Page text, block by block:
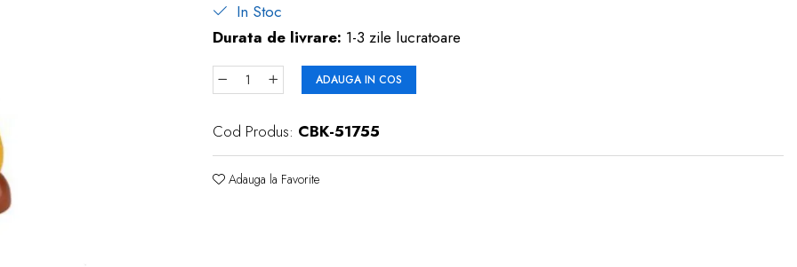
In Stoc
Durata de livrare: 1-3 zile lucratoare
ADAUGA IN COS
Cod Produs: CBK-51755
Adauga la Favorite